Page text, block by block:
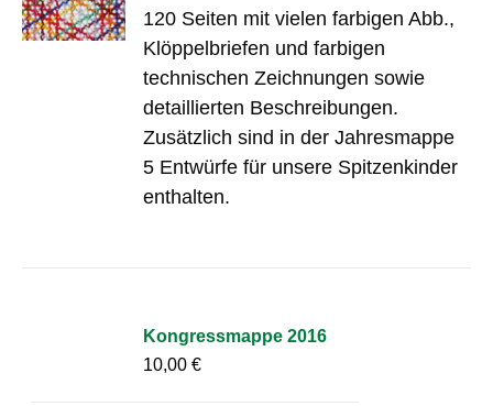
120 Seiten mit vielen farbigen Abb.,
Klöppelbriefen und farbigen
technischen Zeichnungen sowie
detaillierten Beschreibungen.
Zusätzlich sind in der Jahresmappe
5 Entwürfe für unsere Spitzenkinder
enthalten.
Kongressmappe 2016
10,00€